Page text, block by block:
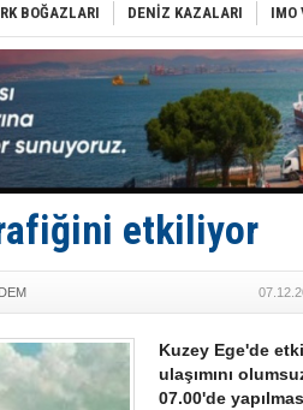
Gemide 5
Yakıt
Rus
Tatil
Rusya,
Enejota
Denizcilik
Taksi
BOĞAZLARI DENİZ KAZALARI IMO
etkiliyor
Kuzey Ege'de
ulaşımını
07.00'de